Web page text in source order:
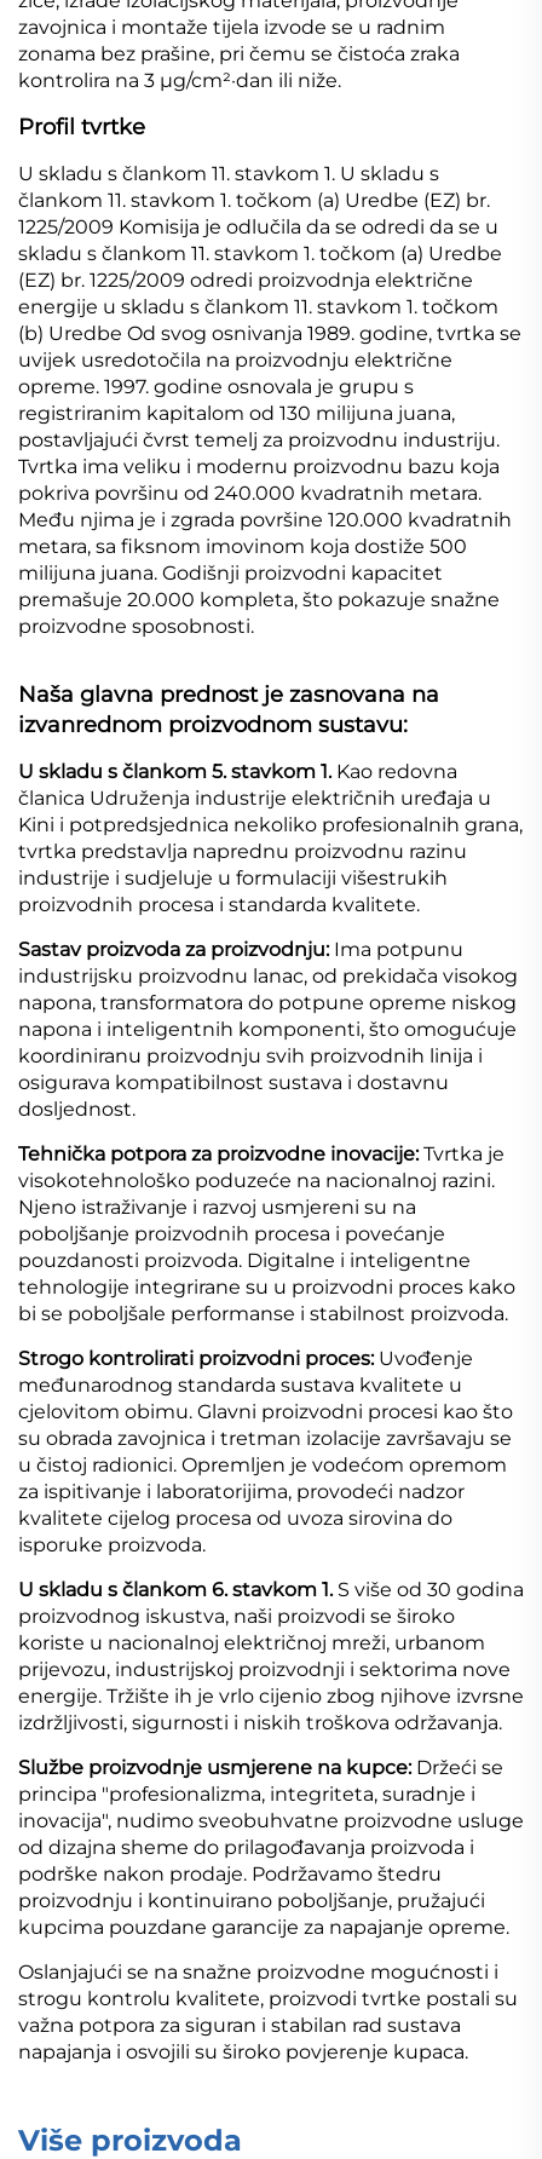
zavojnica i montaže tijela izvode se u radnim
zonama bez prašine, pri čemu se čistoća zraka
kontrolira na 3 μg/cm²·dan ili niže.
Profil tvrtke
U skladu s člankom 11. stavkom 1. U skladu s
člankom 11. stavkom 1. točkom (a) Uredbe (EZ) br.
1225/2009 Komisija je odlučila da se odredi da se u
skladu s člankom 11. stavkom 1. točkom (a) Uredbe
(EZ) br. 1225/2009 odredi proizvodnja električne
energije u skladu s člankom 11. stavkom 1. točkom
(b) Uredbe Od svog osnivanja 1989. godine, tvrtka se
uvijek usredotočila na proizvodnju električne
opreme. 1997. godine osnovala je grupu s
registriranim kapitalom od 130 milijuna juana,
postavljajući čvrst temelj za proizvodnu industriju.
Tvrtka ima veliku i modernu proizvodnu bazu koja
pokriva površinu od 240.000 kvadratnih metara.
Među njima je i zgrada površine 120.000 kvadratnih
metara, sa fiksnom imovinom koja dostiže 500
milijuna juana. Godišnji proizvodni kapacitet
premašuje 20.000 kompleta, što pokazuje snažne
proizvodne sposobnosti.
Naša glavna prednost je zasnovana na
izvanrednom proizvodnom sustavu:
U skladu s člankom 5. stavkom 1. Kao redovna
članica Udruženja industrije električnih uređaja u
Kini i potpredsjednica nekoliko profesionalnih grana,
tvrtka predstavlja naprednu proizvodnu razinu
industrije i sudjeluje u formulaciji višestrukih
proizvodnih procesa i standarda kvalitete.
Sastav proizvoda za proizvodnju: Ima potpunu
industrijsku proizvodnu lanac, od prekidača visokog
napona, transformatora do potpune opreme niskog
napona i inteligentnih komponenti, što omogućuje
koordiniranu proizvodnju svih proizvodnih linija i
osigurava kompatibilnost sustava i dostavnu
dosljednost.
Tehnička potpora za proizvodne inovacije:Tvrtka je
visokotehnološko poduzeće na nacionalnoj razini.
Njeno istraživanje i razvoj usmjereni su na
poboljšanje proizvodnih procesa i povećanje
pouzdanosti proizvoda. Digitalne i inteligentne
tehnologije integrirane su u proizvodni proces kako
bi se poboljšale performanse i stabilnost proizvoda.
Strogo kontrolirati proizvodni proces: Uvođenje
međunarodnog standarda sustava kvalitete u
cjelovitom obimu. Glavni proizvodni procesi kao što
su obrada zavojnica i tretman izolacije završavaju se
u čistoj radionici. Opremljen je vodećom opremom
za ispitivanje i laboratorijima, provodeći nadzor
kvalitete cijelog procesa od uvoza sirovina do
isporuke proizvoda.
U skladu s člankom 6. stavkom 1. S više od 30 godina
proizvodnog iskustva, naši proizvodi se široko
koriste u nacionalnoj električnoj mreži, urbanom
prijevozu, industrijskoj proizvodnji i sektorima nove
energije. Tržište ih je vrlo cijenio zbog njihove izvrsne
izdržljivosti, sigurnosti i niskih troškova održavanja.
Službe proizvodnje usmjerene na kupce: Držeći se
principa "profesionalizma, integriteta, suradnje i
inovacija", nudimo sveobuhvatne proizvodne usluge
od dizajna sheme do prilagođavanja proizvoda i
podrške nakon prodaje. Podržavamo štedru
proizvodnju i kontinuirano poboljšanje, pružajući
kupcima pouzdane garancije za napajanje opreme.
Oslanjajući se na snažne proizvodne mogućnosti i
strogu kontrolu kvalitete, proizvodi tvrtke postali su
važna potpora za siguran i stabilan rad sustava
napajanja i osvojili su široko povjerenje kupaca.
Više proizvoda